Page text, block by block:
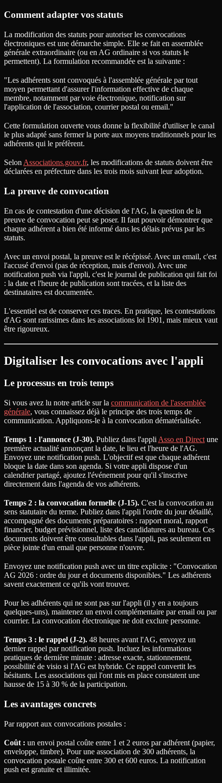
Comment adapter vos statuts
La modification des statuts pour autoriser les convocations
électroniques est une démarche simple. Elle se fait en assemblée
générale extraordinaire (ou en AG ordinaire si vos statuts le
permettent). La formulation recommandée est la suivante :
"Les adhérents sont convoqués à l'assemblée générale par tout
moyen permettant d'assurer l'information effective de chaque
membre, notamment par voie électronique, notification sur
l'application de l'association, courrier postal ou email."
Cette formulation ouverte vous donne la flexibilité d'utiliser le canal
le plus adapté sans fermer la porte aux moyens traditionnels pour les
adhérents qui le préfèrent.
Selon Associations.gouv.fr, les modifications de statuts doivent être
déclarées en préfecture dans les trois mois suivant leur adoption.
La preuve de convocation
En cas de contestation d'une décision de l'AG, la question de la
preuve de convocation peut se poser. Il faut pouvoir démontrer que
chaque adhérent a bien été informé dans les délais prévus par les
statuts.
Avec un envoi postal, la preuve est le récépissé. Avec un email, c'est
l'accusé d'envoi (pas de réception, mais d'envoi). Avec une
notification push via l'appli, c'est le journal de publication qui fait foi
: la date et l'heure de publication sont tracées, et la liste des
destinataires est documentée.
L'essentiel est de conserver ces traces. En pratique, les contestations
d'AG sont rarissimes dans les associations loi 1901, mais mieux vaut
être rigoureux.
Digitaliser les convocations avec l'appli
Le processus en trois temps
Si vous avez lu notre article sur la communication de l'assemblée
générale, vous connaissez déjà le principe des trois temps de
communication. Appliquons-le à la convocation dématérialisée.
Temps 1 : l'annonce (J-30). Publiez dans l'appli Asso en Direct une
première actualité annonçant la date, le lieu et l'heure de l'AG.
Envoyez une notification push. L'objectif est que chaque adhérent
bloque la date dans son agenda. Si votre appli dispose d'un
calendrier partagé, ajoutez l'événement pour qu'il s'inscrive
directement dans l'agenda de vos adhérents.
Temps 2 : la convocation formelle (J-15). C'est la convocation au
sens statutaire du terme. Publiez dans l'appli l'ordre du jour détaillé,
accompagné des documents préparatoires : rapport moral, rapport
financier, budget prévisionnel, liste des candidatures au bureau. Ces
documents doivent être consultables dans l'appli, pas seulement en
pièce jointe d'un email que personne n'ouvre.
Envoyez une notification push avec un titre explicite : "Convocation
AG 2026 : ordre du jour et documents disponibles." Les adhérents
savent exactement ce qu'ils vont trouver.
Pour les adhérents qui ne sont pas sur l'appli (il y en a toujours
quelques-uns), maintenez un envoi complémentaire par email ou par
courrier. La convocation électronique ne doit exclure personne.
Temps 3 : le rappel (J-2). 48 heures avant l'AG, envoyez un
dernier rappel par notification push. Incluez les informations
pratiques de dernière minute : adresse exacte, stationnement,
possibilité de visio si l'AG est hybride. Ce rappel convertit les
hésitants. Les associations qui l'ont mis en place constatent une
hausse de 15 à 30 % de la participation.
Les avantages concrets
Par rapport aux convocations postales :
Coût : un envoi postal coûte entre 1 et 2 euros par adhérent (papier,
enveloppe, timbre). Pour une association de 300 adhérents, la
convocation postale coûte entre 300 et 600 euros. La notification
push est gratuite et illimitée.